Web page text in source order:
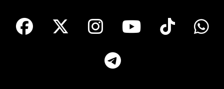
facebook Instagram
Youtube
Tik